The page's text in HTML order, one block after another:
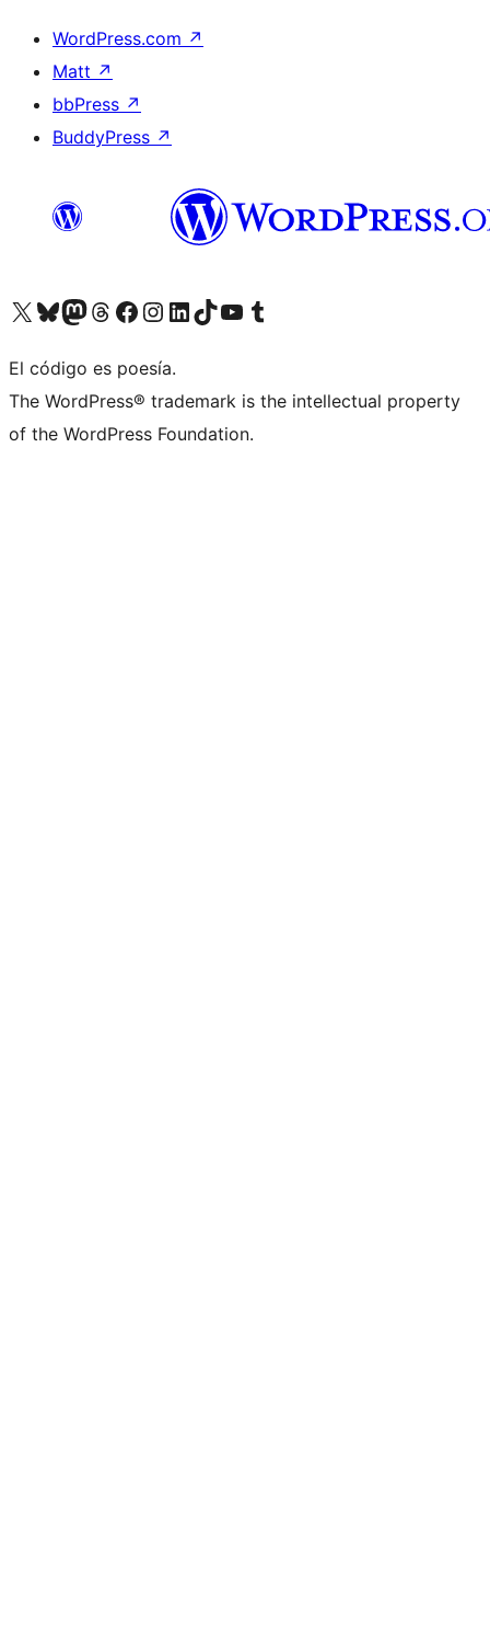
WordPress.com ↗
Matt ↗
bbPress ↗
BuddyPress ↗
Visita nuestra cuenta de X (anteriormente Twitter)
Visita nuestra cuenta de Bluesky
Visita nuestra cuenta de Mastodon
Visita nuestra cuenta de Threads
Visita nuestra página de Facebook
Visita nuestra cuenta de Instagram
Visita nuestra cuenta de LinkedIn
Visita nuestra cuenta de TikTok
Visita nuestro canal de YouTube
Visita nuestra cuenta de Tumblr
El código es poesía.
The WordPress® trademark is the intellectual property
of the WordPress Foundation.